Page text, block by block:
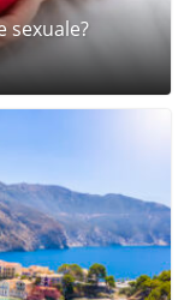
sexuale?